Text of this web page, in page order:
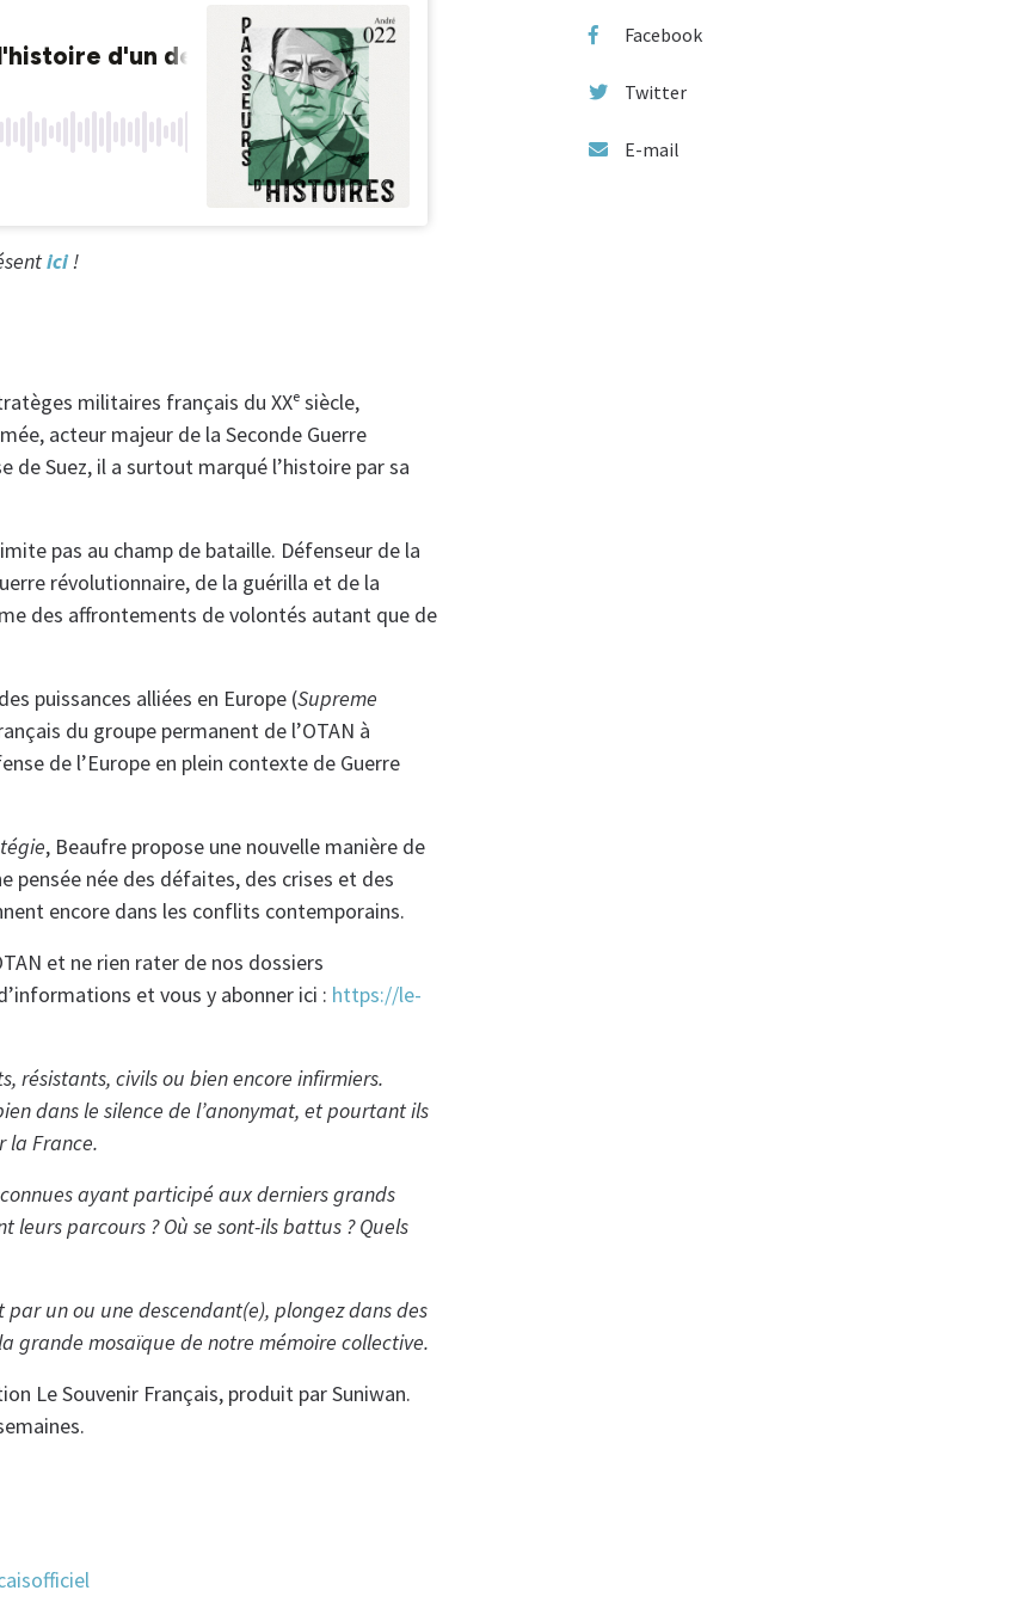
ici!
militaires français du XXᵉ siècle,
acteur majeur de la Seconde Guerre
de Suez, il a surtout marqué l’histoire par sa
pas au champ de bataille. Défenseur de la
révolutionnaire, de la guérilla et de la
des affrontements de volontés autant que de
puissances alliées en Europe (Supreme
du groupe permanent de l’OTAN à
de l’Europe en plein contexte de Guerre
, Beaufre propose une nouvelle manière de
pensée née des défaites, des crises et des
encore dans les conflits contemporains.
et ne rien rater de nos dossiers
et vous y abonner ici : https://le-
résistants, civils ou bien encore infirmiers.
dans le silence de l’anonymat, et pourtant ils
la France.
ayant participé aux derniers grands
parcours ? Où se sont-ils battus ? Quels
un ou une descendant(e), plongez dans des
grande mosaïque de notre mémoire collective.
Le Souvenir Français, produit par Suniwan.
Facebook
Twitter
E-mail